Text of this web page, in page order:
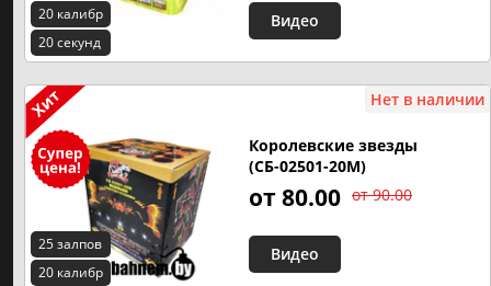
20 калибр
20 секунд
Видео
25 залпов
20 калибр
Королевские звезды
(СБ-02501-20М)
от 80.00 от 90.00
Нет в наличии
Видео